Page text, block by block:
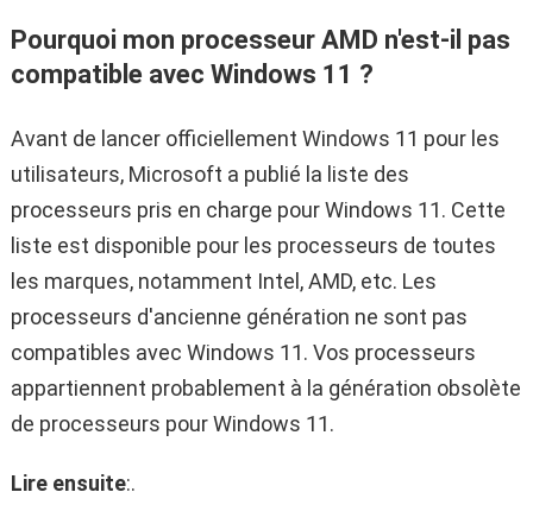
Pourquoi mon processeur AMD n'est-il pas
compatible avec Windows 11 ?
Avant de lancer officiellement Windows 11 pour les
utilisateurs, Microsoft a publié la liste des
processeurs pris en charge pour Windows 11. Cette
liste est disponible pour les processeurs de toutes
les marques, notamment Intel, AMD, etc. Les
processeurs d'ancienne génération ne sont pas
compatibles avec Windows 11. Vos processeurs
appartiennent probablement à la génération obsolète
de processeurs pour Windows 11.
Lire ensuite:.